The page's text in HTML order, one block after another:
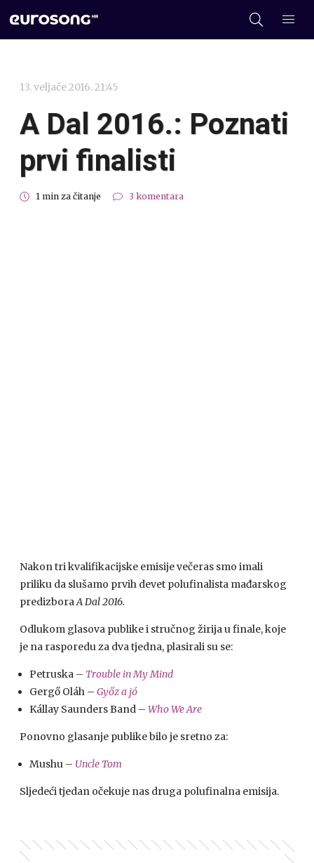
13. veljače 2016. 21:45
A Dal 2016.: Poznati
prvi finalisti
1 min za čitanje 3 komentara
Nakon tri kvalifikacijske emisije večeras smo imali
priliku da slušamo prvih devet polufinalista mađarskog
predizboraA Dal 2016.
Odlukom glasova publike i stručnog žirija u finale, koje
je na rasporedu za dva tjedna, plasirali su se:
Petruska – Trouble in My Mind
Gergő Oláh – Győz a jó
Kállay Saunders Band – Who We Are
Ponovno glasanje publike bilo je sretno za:
Mushu – Uncle Tom
Sljedeći tjedan očekuje nas druga polufinalna emisija.